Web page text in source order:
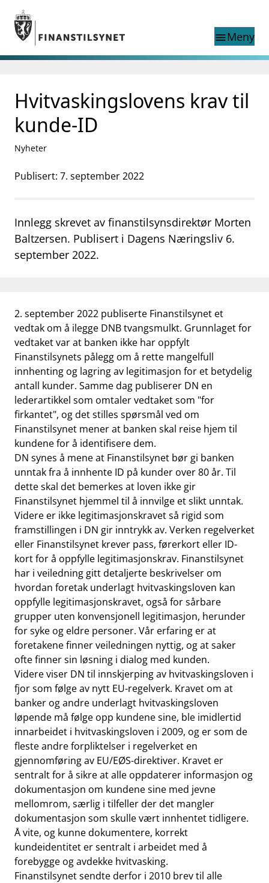
Gå til hovedinnhold
Gå til søkesiden
menuMeny
nettstedet
language
English
exist in English
Aktuelt
Finanstilsynets registre
businessOm Finanstilsynet
mail_outlineKontakt oss
dashboardInformasjon for investorer
notifications_noneAbonner på nyhetsvarsel
Hvitvaskingslovens krav til
kunde-ID
Nyheter
Publisert: 7. september 2022
Innlegg skrevet av finanstilsynsdirektør Morten
Baltzersen. Publisert i Dagens Næringsliv 6.
september 2022.
2. september 2022 publiserte Finanstilsynet et
vedtak om å ilegge DNB tvangsmulkt. Grunnlaget for
vedtaket var at banken ikke har oppfylt
Finanstilsynets pålegg om å rette mangelfull
innhenting og lagring av legitimasjon for et betydelig
antall kunder. Samme dag publiserer DN en
lederartikkel som omtaler vedtaket som "for
firkantet", og det stilles spørsmål ved om
Finanstilsynet mener at banken skal reise hjem til
kundene for å identifisere dem.
DN synes å mene at Finanstilsynet bør gi banken
unntak fra å innhente ID på kunder over 80 år. Til
dette skal det bemerkes at loven ikke gir
Finanstilsynet hjemmel til å innvilge et slikt unntak.
Videre er ikke legitimasjonskravet så rigid som
framstillingen i DN gir inntrykk av. Verken regelverket
eller Finanstilsynet krever pass, førerkort eller ID-
kort for å oppfylle legitimasjonskrav. Finanstilsynet
har i veiledning gitt detaljerte beskrivelser om
hvordan foretak underlagt hvitvaskingsloven kan
oppfylle legitimasjonskravet, også for sårbare
grupper uten konvensjonell legitimasjon, herunder
for syke og eldre personer. Vår erfaring er at
foretakene finner veiledningen nyttig, og at saker
ofte finner sin løsning i dialog med kunden.
Videre viser DN til innskjerping av hvitvaskingsloven i
fjor som følge av nytt EU-regelverk. Kravet om at
banker og andre underlagt hvitvaskingsloven
løpende må følge opp kundene sine, ble imidlertid
innarbeidet i hvitvaskingsloven i 2009, og er som de
fleste andre forpliktelser i regelverket en
gjennomføring av EU/EØS-direktiver. Kravet er
sentralt for å sikre at alle oppdaterer informasjon og
dokumentasjon om kundene sine med jevne
mellomrom, særlig i tilfeller der det mangler
dokumentasjon som skulle vært innhentet tidligere.
Å vite, og kunne dokumentere, korrekt
kundeidentitet er sentralt i arbeidet med å
forebygge og avdekke hvitvasking.
Finanstilsynet sendte derfor i 2010 brev til alle